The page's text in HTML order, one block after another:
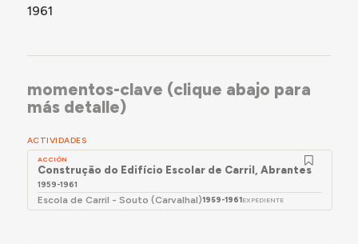
1961
momentos-clave (clique abajo para
más detalle)
ACTIVIDADES
ACCIÓN
Construção do Edifício Escolar de Carril, Abrantes
1959-1961
Escola de Carril - Souto (Carvalhal)1959-1961EXPEDIENTE